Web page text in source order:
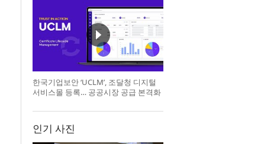
한국기업보안 ‘UCLM’, 조달청 디지털
서비스몰 등록… 공공시장 공급 본격화
인기 사진